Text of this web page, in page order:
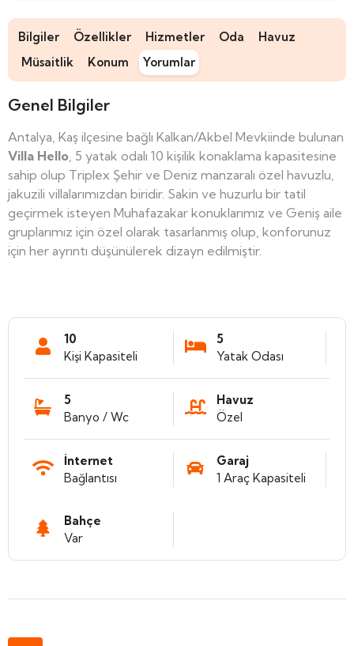
Bilgiler Özellikler Hizmetler Oda
Havuz
Müsaitlik
Konum Yorumlar
Genel Bilgiler
Antalya, Kaş ilçesine bağlı Kalkan/Akbel Mevkiinde bulunan
Villa Hello, 5 yatak odalı 10 kişilik konaklama kapasitesine
sahip olup Triplex Şehir ve Deniz manzaralı özel havuzlu,
jakuzili villalarımızdan biridir. Sakin ve huzurlu bir tatil
geçirmek isteyen Muhafazakar konuklarımız ve Geniş aile
gruplarımız için özel olarak tasarlanmış olup, konforunuz
için her ayrıntı düşünülerek dizayn edilmiştir.
10
Kişi Kapasiteli
5
Yatak Odası
5
Banyo / Wc
Havuz
Özel
İnternet
Bağlantısı
Garaj
1 Araç Kapasiteli
Bahçe
Var